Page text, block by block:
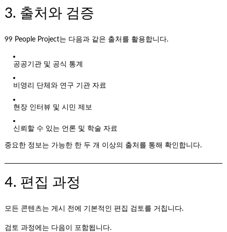
3. 출처와 검증
99 People Project는 다음과 같은 출처를 활용합니다.
공공기관 및 공식 통계
비영리 단체와 연구 기관 자료
현장 인터뷰 및 시민 제보
신뢰할 수 있는 언론 및 학술 자료
중요한 정보는 가능한 한 두 개 이상의 출처를 통해 확인합니다.
4. 편집 과정
모든 콘텐츠는 게시 전에 기본적인 편집 검토를 거칩니다.
검토 과정에는 다음이 포함됩니다.